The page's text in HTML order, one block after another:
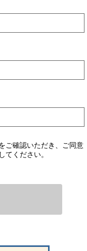
ご確認いただき、ご同意
てください。